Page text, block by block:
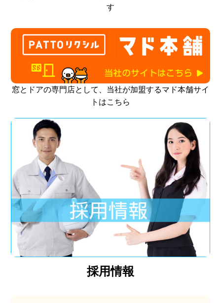
す
窓とドアの専門店として、当社が加盟するマド本舗サイ
トはこちら
採用情報